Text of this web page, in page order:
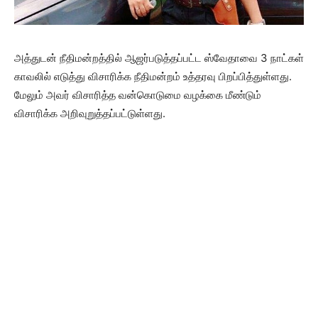
அத்துடன் நீதிமன்றத்தில் ஆஜர்படுத்தப்பட்ட ஸ்வேதாவை 3 நாட்கள்
காவலில் எடுத்து விசாரிக்க நீதிமன்றம் உத்தரவு பிறப்பித்துள்ளது.
மேலும் அவர் விசாரித்த வன்கொடுமை வழக்கை மீண்டும்
விசாரிக்க அறிவுறுத்தப்பட்டுள்ளது.